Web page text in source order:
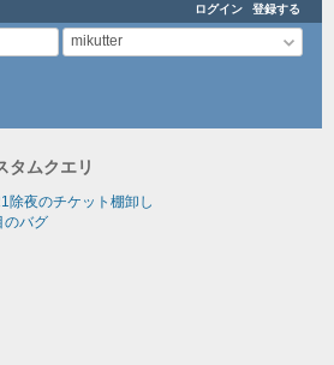
ログイン 登録する
mikutter
タムクエリ
除夜のチケット棚卸し
のバグ